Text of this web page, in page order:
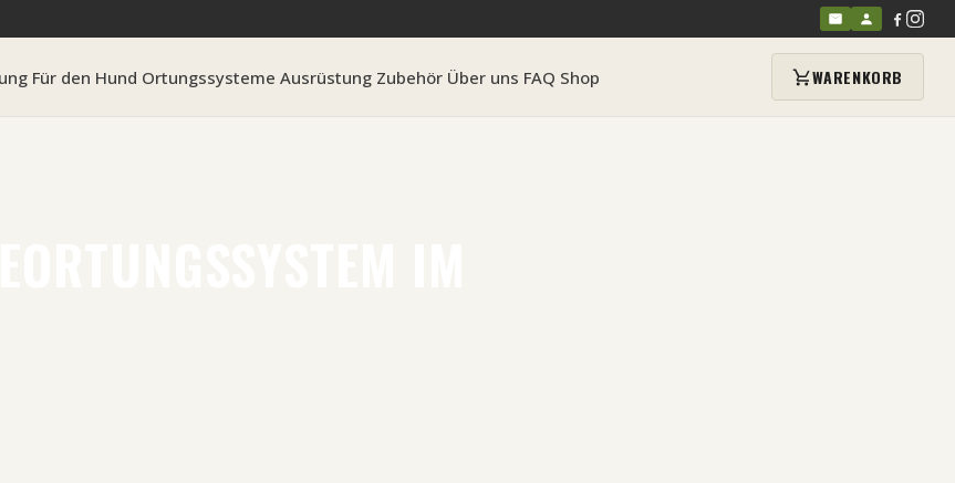
Für den Hund Ortungssysteme Ausrüstung Zubehör Über uns FAQ Shop WARENKORB